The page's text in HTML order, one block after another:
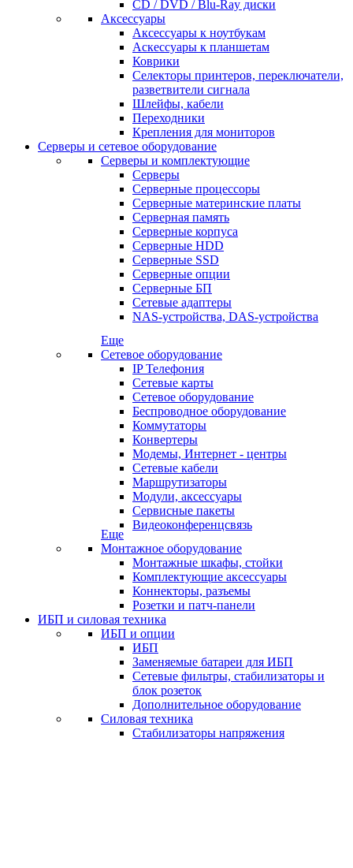
CD / DVD / Blu-Ray диски
Аксессуары
Аксессуары к ноутбукам
Аскессуары к планшетам
Коврики
Селекторы принтеров, переключатели,
разветвители сигнала
Шлейфы, кабели
Переходники
Крепления для мониторов
Серверы и сетевое оборудование
Серверы и комплектующие
Серверы
Серверные процессоры
Серверные материнские платы
Серверная память
Серверные корпуса
Серверные HDD
Серверные SSD
Серверные опции
Серверные БП
Сетевые адаптеры
NAS-устройства, DAS-устройства
Еще
Сетевое оборудование
IP Телефония
Сетевые карты
Сетевое оборудование
Беспроводное оборудование
Коммутаторы
Конвертеры
Модемы, Интернет - центры
Сетевые кабели
Маршрутизаторы
Модули, аксессуары
Сервисные пакеты
Видеоконференцсвязь
Еще
Монтажное оборудование
Монтажные шкафы, стойки
Комплектующие аксессуары
Коннекторы, разъемы
Розетки и патч-панели
ИБП и силовая техника
ИБП и опции
ИБП
Заменяемые батареи для ИБП
Сетевые фильтры, стабилизаторы и
блок розеток
Дополнительное оборудование
Силовая техника
Стабилизаторы напряжения